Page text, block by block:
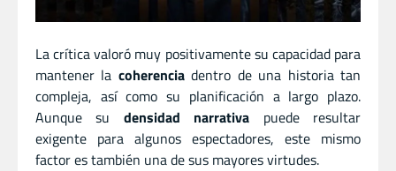
La crítica valoró muy positivamente su capacidad para
mantener la coherenciadentro de una historia tan
compleja, así como su planificación a largo plazo.
Aunque su densidad narrativa puede resultar
exigente para algunos espectadores, este mismo
factor es también una de sus mayores virtudes.